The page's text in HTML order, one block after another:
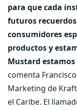
para que cada
futuros
consumidores
productos y
Mustard
comenta
Marketing de
el Caribe. El